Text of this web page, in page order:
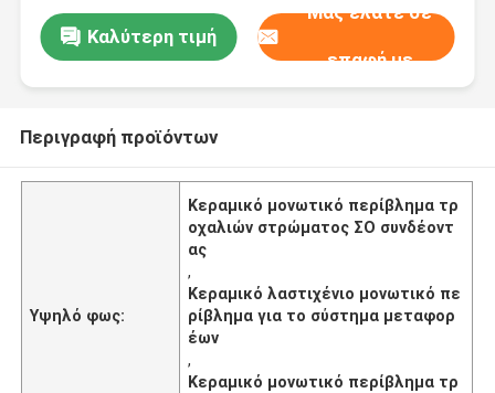
Καλύτερη τιμή
Μας ελάτε σε
επαφή με
Περιγραφή προϊόντων
Υψηλό φως:
Κεραμικό μονωτικό περίβλημα τρ
οχαλιών στρώματος ΣΟ συνδέοντ
ας
,
Κεραμικό λαστιχένιο μονωτικό πε
ρίβλημα για το σύστημα μεταφορ
έων
,
Κεραμικό μονωτικό περίβλημα τρ